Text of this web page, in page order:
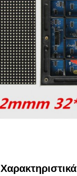
Χαρακτηριστικά